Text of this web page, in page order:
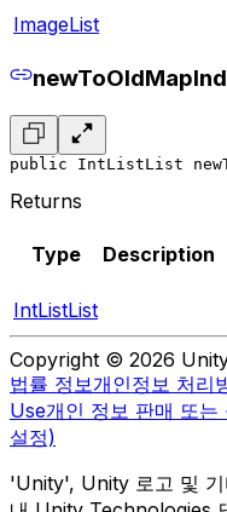
ImageList
public IntListList
Returns
Type Description
IntListList
Copyright © 2026
법률 정보개인정보 처리
Use개인 정보 판매 또는
설정)
'Unity', Unity 로고 및